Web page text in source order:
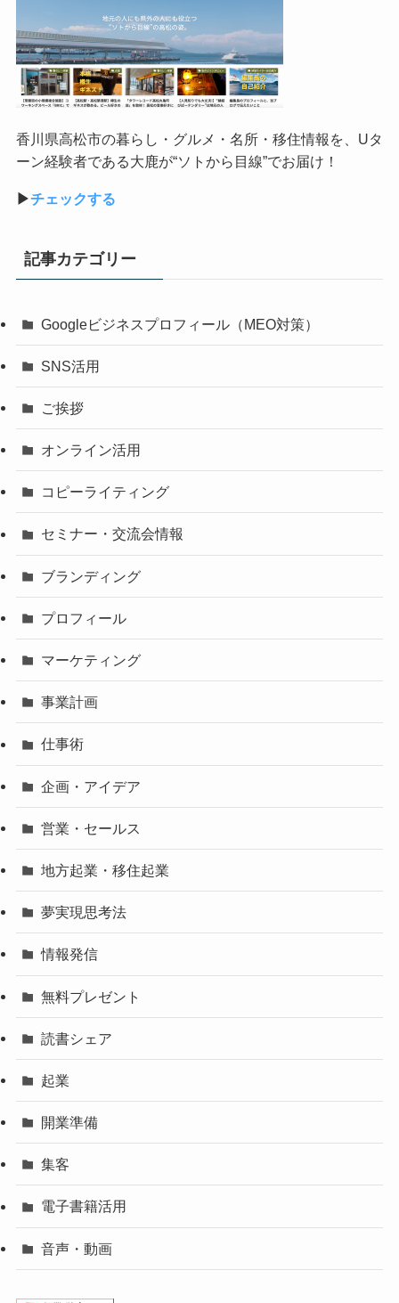
香川県高松市の暮らし・グルメ・名所・移住情報を、 Uタ
ーン経験者である大鹿が“ソトから目線”でお届け！
▶︎チェックする
記事カテゴリー
Googleビジネスプロフィール（MEO対策）
SNS活用
ご挨拶
オンライン活用
コピーライティング
セミナー・交流会情報
ブランディング
プロフィール
マーケティング
事業計画
仕事術
企画・アイデア
営業・セールス
地方起業・移住起業
夢実現思考法
情報発信
無料プレゼント
読書シェア
起業
開業準備
集客
電子書籍活用
音声・動画